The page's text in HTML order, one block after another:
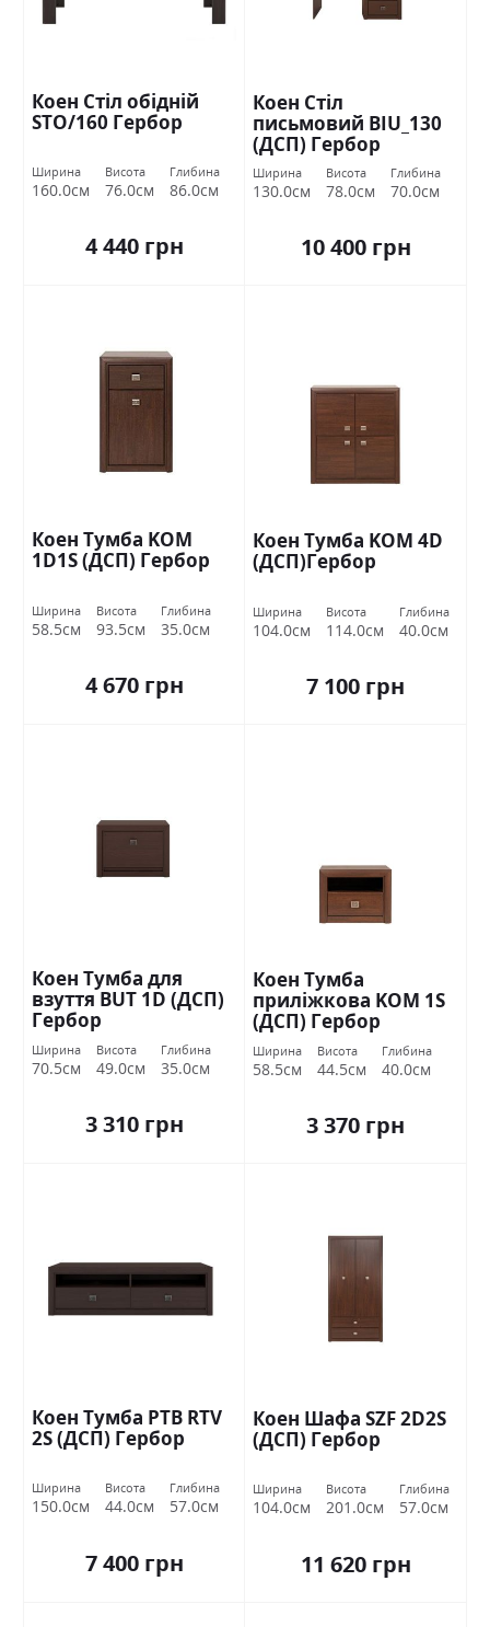
Коен Стіл обідній
STO/160 Гербор
Ширина
160.0см
Висота
76.0см
Глибина
86.0см
4 440 грн
Коен Стіл
письмовий BIU_130
(ДСП) Гербор
Ширина
130.0см
Висота
78.0см
Глибина
70.0см
10 400 грн
Коен Тумба KOM
1D1S (ДСП) Гербор
Ширина
58.5см
Висота
93.5см
Глибина
35.0см
4 670 грн
Коен Тумба KOM 4D
(ДСП)Гербор
Ширина
104.0см
Висота
114.0см
Глибина
40.0см
7 100 грн
Коен Тумба для
взуття BUT 1D (ДСП)
Гербор
Ширина
70.5см
Висота
49.0см
Глибина
35.0см
3 310 грн
Коен Тумба
приліжкова KOM 1S
(ДСП) Гербор
Ширина
58.5см
Висота
44.5см
Глибина
40.0см
3 370 грн
Коен Тумба РТВ RTV
2S (ДСП) Гербор
Ширина
150.0см
Висота
44.0см
Глибина
57.0см
7 400 грн
Коен Шафа SZF 2D2S
(ДСП) Гербор
Ширина
104.0см
Висота
201.0см
Глибина
57.0см
11 620 грн